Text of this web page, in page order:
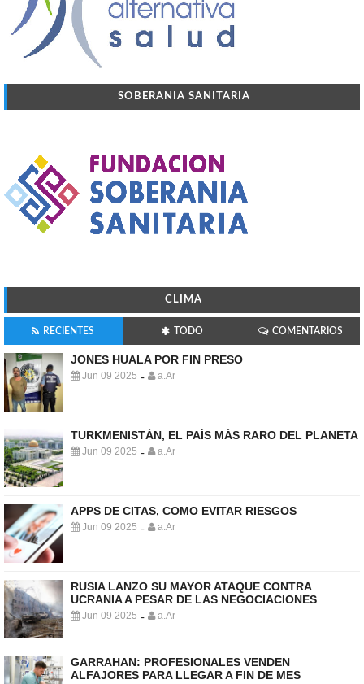
SOBERANIA SANITARIA
CLIMA
RECIENTES TODO COMENTARIOS
JONES HUALA POR FIN PRESO
Jun 09 2025 - a.Ar
TURKMENISTÁN, EL PAÍS MÁS RARO DEL PLANETA
Jun 09 2025 - a.Ar
APPS DE CITAS, COMO EVITAR RIESGOS
Jun 09 2025 - a.Ar
RUSIA LANZO SU MAYOR ATAQUE CONTRA
UCRANIA A PESAR DE LAS NEGOCIACIONES
Jun 09 2025 - a.Ar
GARRAHAN: PROFESIONALES VENDEN
ALFAJORES PARA LLEGAR A FIN DE MES